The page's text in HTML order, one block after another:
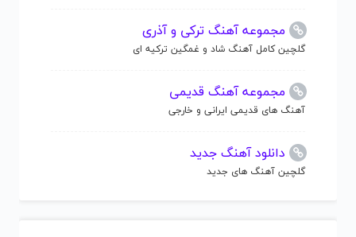
مجموعه آهنگ ترکی و آذری
گلچین کامل آهنگ شاد و غمگین ترکیه ای
مجموعه آهنگ قدیمی
آهنگ های قدیمی ایرانی و خارجی
دانلود آهنگ جدید
گلچین آهنگ های جدید